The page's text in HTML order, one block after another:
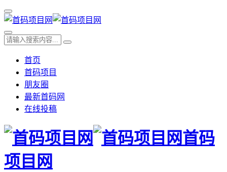
首页
首码项目
朋友圈
最新首码网
在线投稿
首码
项目网